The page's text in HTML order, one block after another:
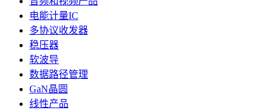
电能计量IC
多协议收发器
稳压器
软波导
数据路径管理
GaN晶圆
线性产品